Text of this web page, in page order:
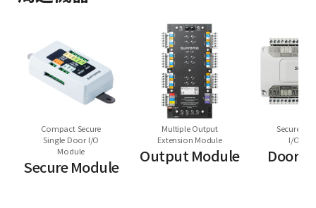
Compact Secure
Single Door I/O
Module
Secure Module
Multiple Output
Extension Module
Output Module
Secure
I/O
Door